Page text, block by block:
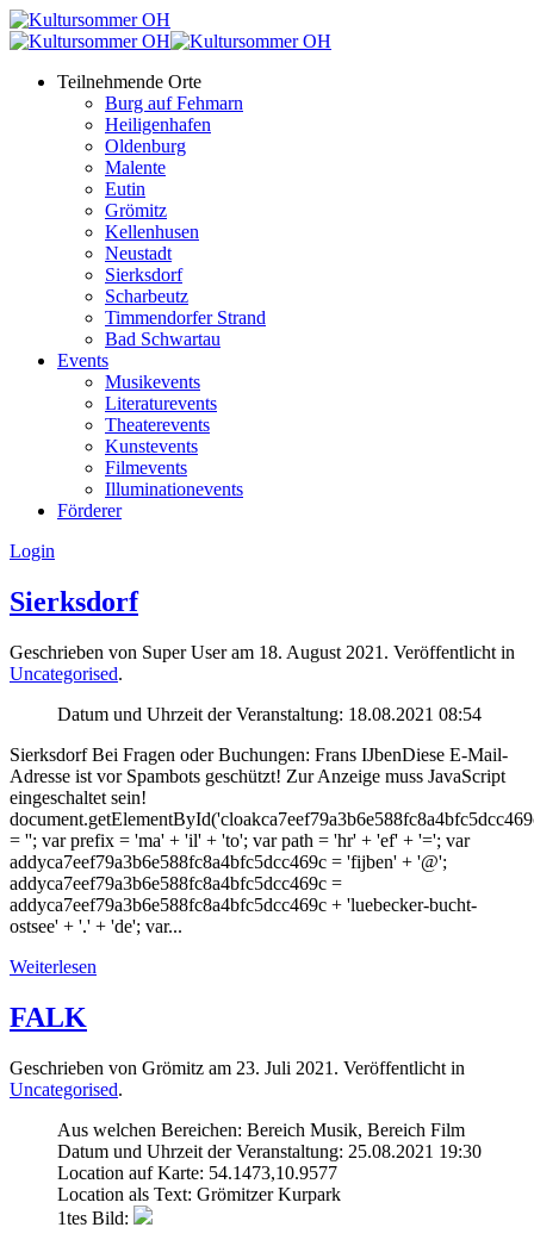
Teilnehmende Orte
Burg auf Fehmarn
Heiligenhafen
Oldenburg
Malente
Eutin
Grömitz
Kellenhusen
Neustadt
Sierksdorf
Scharbeutz
Timmendorfer Strand
Bad Schwartau
Events
Musikevents
Literaturevents
Theaterevents
Kunstevents
Filmevents
Illuminationevents
Förderer
Login
Sierksdorf
Geschrieben von Super User am 18. August 2021 . Veröffentlicht in
Uncategorised.
Datum und Uhrzeit der Veranstaltung: 18.08.2021 08:54
Sierksdorf Bei Fragen oder Buchungen: Frans IJbenDiese E-Mail-
Adresse ist vor Spambots geschützt! Zur Anzeige muss JavaScript
eingeschaltet sein!
= ''; var prefix = 'ma' + 'il' + 'to'; var path = 'hr' + 'ef' + '='; var
addyca7eef79a3b6e588fc8a4bfc5dcc469c = 'fijben' + '@';
addyca7eef79a3b6e588fc8a4bfc5dcc469c =
addyca7eef79a3b6e588fc8a4bfc5dcc469c + 'luebecker-bucht-
ostsee' + '.' + 'de'; var...
Weiterlesen
FALK
Geschrieben von Grömitz am 23. Juli 2021 . Veröffentlicht in
Uncategorised.
Aus welchen Bereichen: Bereich Musik, Bereich Film
Datum und Uhrzeit der Veranstaltung: 25.08.2021 19:30
Location auf Karte: 54.1473,10.9577
Location als Text: Grömitzer Kurpark
1tes Bild: